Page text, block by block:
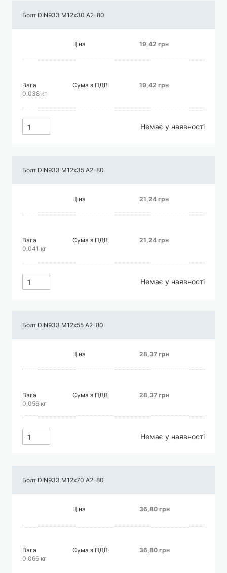
Болт DIN933 М12х30 А2-80
Ціна 19,42 грн
Вага
0.038 кг
Сума з ПДВ 19,42 грн
Немає у наявності
Болт DIN933 М12х35 А2-80
Ціна 21,24 грн
Вага
0.041 кг
Сума з ПДВ 21,24 грн
Немає у наявності
Болт DIN933 М12х55 А2-80
Ціна 28,37 грн
Вага
0.056 кг
Сума з ПДВ 28,37 грн
Немає у наявності
Болт DIN933 М12х70 А2-80
Ціна 36,80 грн
Вага
0.066 кг
Сума з ПДВ 36,80 грн